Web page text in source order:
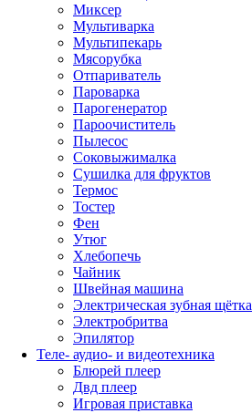
Миксер
Мультиварка
Мультипекарь
Мясорубка
Отпариватель
Пароварка
Парогенератор
Пароочиститель
Пылесос
Соковыжималка
Сушилка для фруктов
Термос
Тостер
Фен
Утюг
Хлебопечь
Чайник
Швейная машина
Электрическая зубная щётка
Электробритва
Эпилятор
Теле- аудио- и видеотехника
Блюрей плеер
Двд плеер
Игровая приставка